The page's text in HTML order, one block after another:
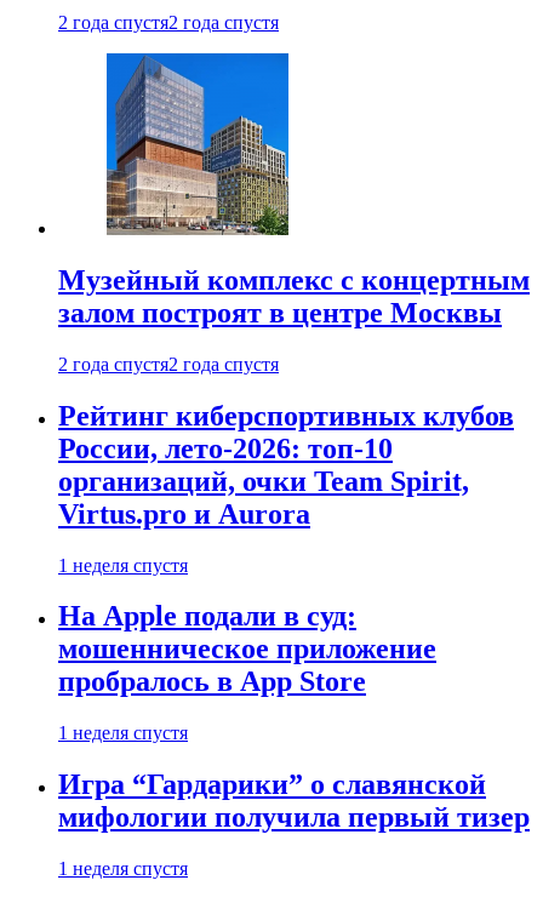
2 года спустя2 года спустя
Музейный комплекс с концертным
залом построят в центре Москвы
2 года спустя2 года спустя
Рейтинг киберспортивных клубов
России, лето-2026: топ-10
организаций, очки Team Spirit,
Virtus.pro и Aurora
1 неделя спустя
На Apple подали в суд:
мошенническое приложение
пробралось в App Store
1 неделя спустя
Игра “Гардарики” о славянской
мифологии получила первый тизер
1 неделя спустя